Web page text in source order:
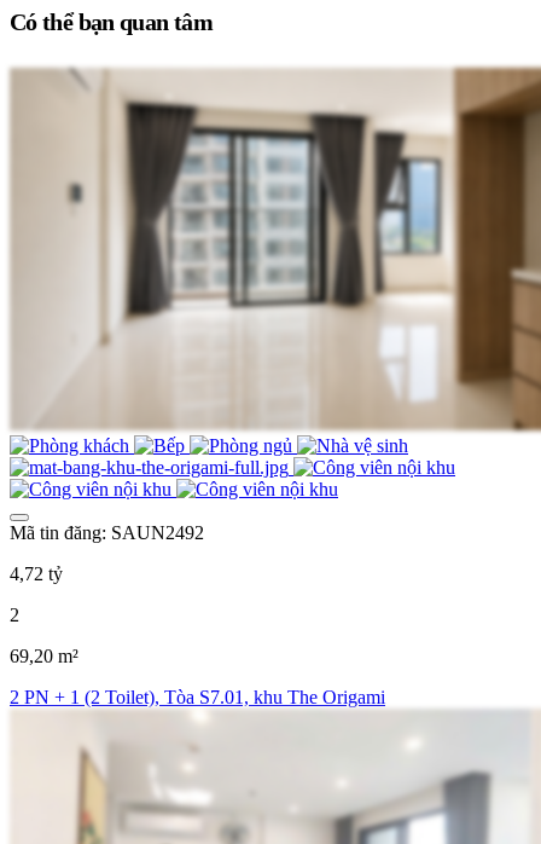
Có thể bạn quan tâm
Mã tin đăng: SAUN2492
4,72 tỷ
2
69,20 m²
2 PN + 1 (2 Toilet), Tòa S7.01, khu The Origami